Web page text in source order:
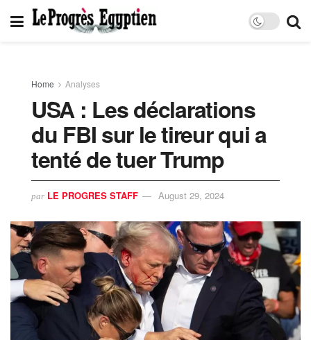
Home Analyses
USA : Les déclarations
du FBI sur le tireur qui a
tenté de tuer Trump
par LE PROGRES STAFF August 29, 2024